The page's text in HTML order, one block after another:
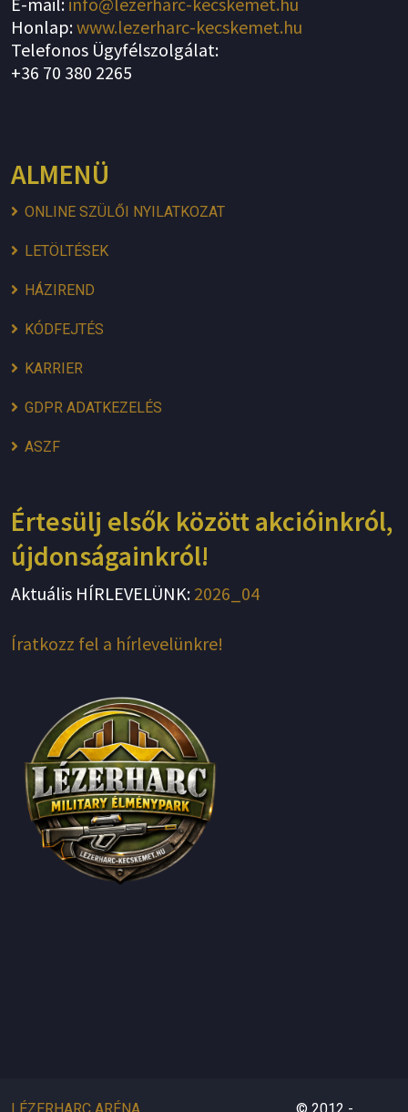
Honlap:www.lezerharc-kecskemet.hu
Telefonos Ügyfélszolgálat:
+36 70 380 2265
ALMENÜ
ONLINE SZÜLŐI NYILATKOZAT
LETÖLTÉSEK
HÁZIREND
KÓDFEJTÉS
KARRIER
GDPR ADATKEZELÉS
ASZF
Értesülj elsők között akcióinkról,
újdonságainkról!
Aktuális HÍRLEVELÜNK: 2026_04
Íratkozz fel a hírlevelünkre!